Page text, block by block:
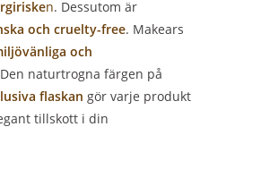
n. Dessutom är
och cruelty-free. Makears
och
naturtrogna färgen på
flaskan gör varje produkt
tillskott i din